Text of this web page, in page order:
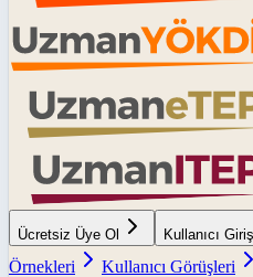
Ücretsiz Üye Ol Kullanıcı
Örnekleri
Kullanıcı Görüşleri